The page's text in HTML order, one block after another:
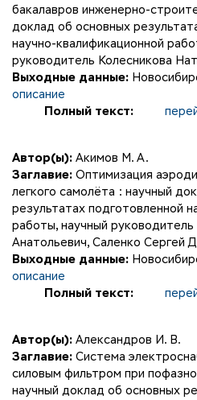
бакалавров инженерно-
доклад об основных
научно-квалификационной
руководитель Колесникова
Выходные данные:
описание
Полный текст:
Автор(ы): Акимов М. А.
Заглавие: Оптимизация
легкого самолёта : научный
результатах подготовленной
работы, научный
Анатольевич, Саленко Сергей
Выходные данные:
описание
Полный текст:
Автор(ы): Александров И. В.
Заглавие: Система
силовым фильтром при
научный доклад об основных